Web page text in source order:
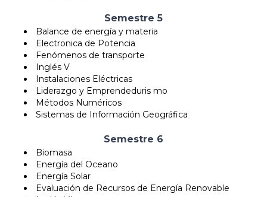
Semestre 5
Balance de energía y materia
Electronica de Potencia
Fenómenos de transporte
Inglés V
Instalaciones Eléctricas
Liderazgo y Emprendeduris mo
Métodos Numéricos
Sistemas de Información Geográfica
Semestre 6
Biomasa
Energía del Oceano
Energía Solar
Evaluación de Recursos de Energía Renovable